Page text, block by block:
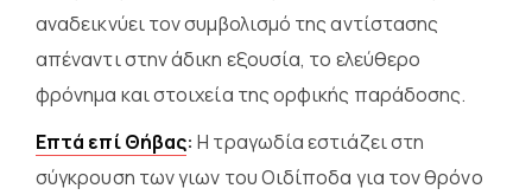
αναδεικνύει τον συμβολισμό της αντίστασης
απέναντι στην άδικη εξουσία, το ελεύθερο
φρόνημα και στοιχεία της ορφικής παράδοσης.
Επτά επί Θήβας: Η τραγωδία εστιάζει στη
σύγκρουση των γιων του Οιδίποδα για τον θρόνο